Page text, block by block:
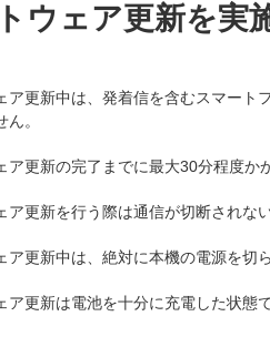
ウェア更新を実
ア更新中は、発着信を含むスマート
ん。
ア更新の完了までに最大30分程度か
ア更新を行う際は通信が切断されな
ア更新中は、絶対に本機の電源を切
ア更新は電池を十分に充電した状態